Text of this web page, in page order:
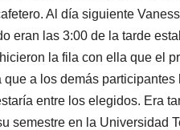
Al día siguiente
eran las 3:00 de la tarde
la fila con ella que el
a los demás
entre los elegidos. Era
semestre en la Universidad